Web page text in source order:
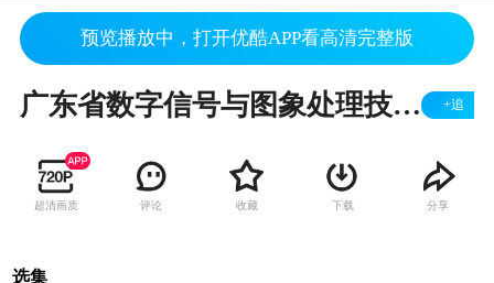
预览播放中，打开优酷APP看高清完整版
广东省数字信号与图象处理技术重点实验室 积木机器人 +追
超清画质 评论 收藏 下载 分享
选集